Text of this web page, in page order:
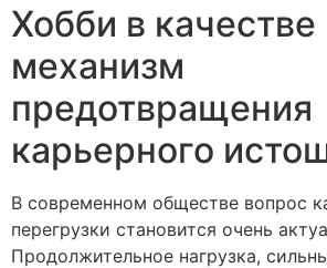
Хобби в качестве
механизм
предотвращения
карьерного
В современном обществе вопрос
перегрузки становится очень
Продолжительное нагрузка,